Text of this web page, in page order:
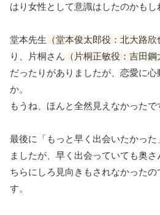
はり女性として意識はしたのかもし
堂本先生（堂本俊太郎役：北大路欣
り、片桐さん（片桐正敏役：吉田鋼
だったりがありましたが、恋愛に心
か。
もうね、ほんと全然見えなかったで
最後に「もっと早く出会いたかっ
ましたが、早く出会っていても奥
ちらにしろ見向きもされなかったの
す。